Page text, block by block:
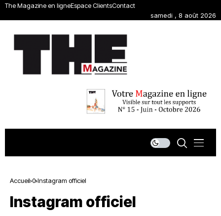
The Magazine en ligneEspace ClientsContact
samedi , 8 août 2026
Accueil 0 Instagram officiel
Instagram officiel